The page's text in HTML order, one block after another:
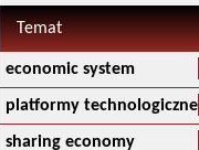
Temat
economic system
platformy technologiczne
sharing economy